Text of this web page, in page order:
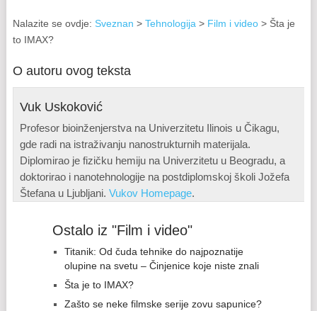
Nalazite se ovdje: Sveznan > Tehnologija> Film i video> Šta je
to IMAX?
O autoru ovog teksta
Vuk Uskoković
Profesor bioinženjerstva na Univerzitetu Ilinois u Čikagu,
gde radi na istraživanju nanostrukturnih materijala.
Diplomirao je fizičku hemiju na Univerzitetu u Beogradu, a
doktorirao i nanotehnologije na postdiplomskoj školi Jožefa
Štefana u Ljubljani.Vukov Homepage.
Ostalo iz "Film i video"
Titanik: Od čuda tehnike do najpoznatije
olupine na svetu – Činjenice koje niste znali
Šta je to IMAX?
Zašto se neke filmske serije zovu sapunice?